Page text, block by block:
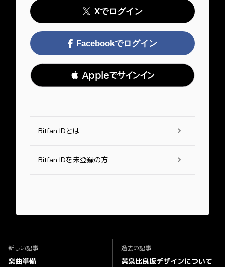
Xでログイン
Facebookでログイン
 Appleでサインイン
Bitfan IDとは
Bitfan IDを未登録の方
新しい記事
楽曲準備
過去の記事
黄泉比良坂デザインについて